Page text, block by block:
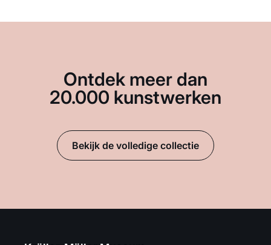
Ontdek meer dan
20.000 kunstwerken
Bekijk de volledige collectie